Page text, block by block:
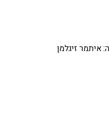
איתמר זיגלמן